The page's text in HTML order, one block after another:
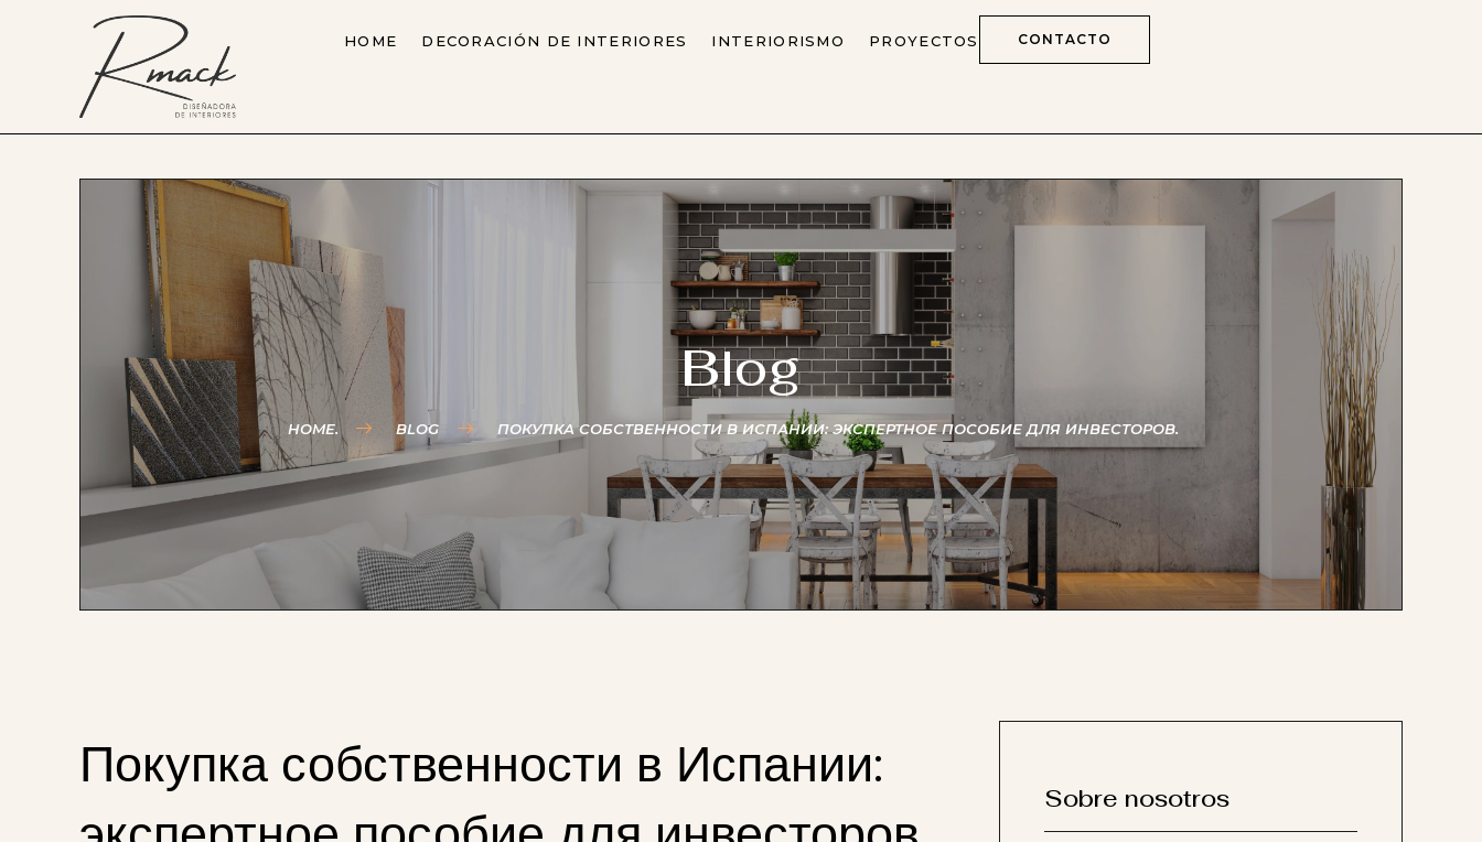
HOME DECORACIÓN DE INTERIORES INTERIORISMO PROYECTOS CONTACTO
Blog
HOME. BLOG ПОКУПКА СОБСТВЕННОСТИ В ИСПАНИИ: ЭКСПЕРТНОЕ ПОСОБИЕ ДЛЯ ИНВЕСТОРОВ.
Покупка собственности в Испании:
Sobre nosotros